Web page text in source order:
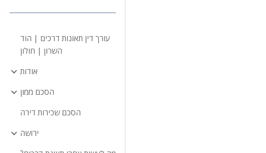
עורך דין תאונות דרכים | הוד
השרון | חולון
אודות
הסכם ממון
הסכם שכירות דירה
ירושה